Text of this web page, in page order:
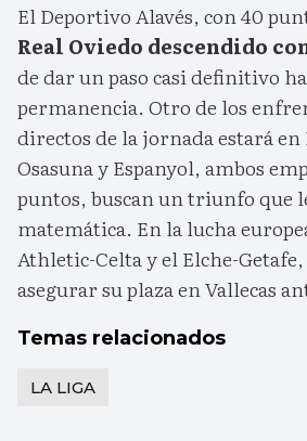
El Deportivo Alavés, con 40
Real Oviedo descendido
de dar un paso casi definitivo
permanencia. Otro de los
directos de la jornada estará en
Osasuna y Espanyol, ambos
puntos, buscan un triunfo que
matemática. En la lucha
Athletic-Celta y el Elche-Getafe,
asegurar su plaza en Vallecas
Temas relacionados
LA LIGA